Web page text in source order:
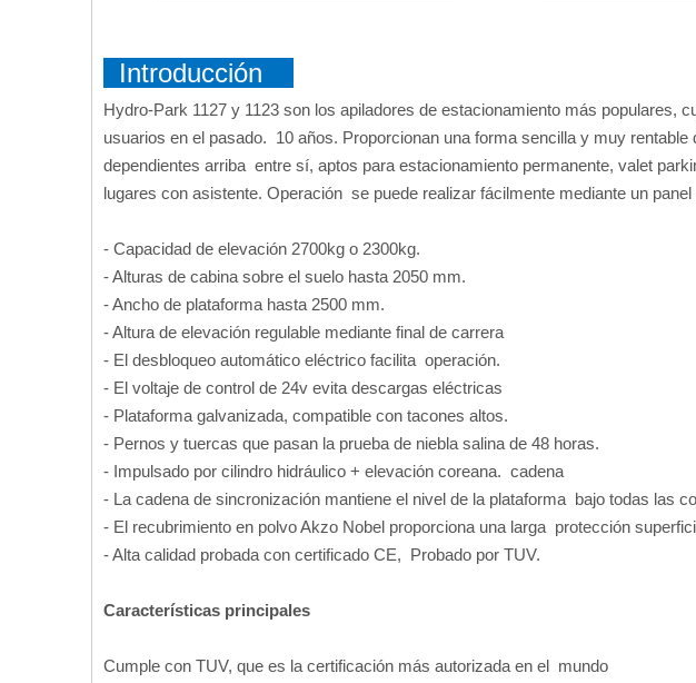
Introducción
Hydro-Park 1127 y 1123 son los apiladores de estacionamiento más populares,
usuarios en el pasado. 10 años. Proporcionan una forma sencilla y muy
dependientes arriba entre sí, aptos para estacionamiento permanente, valet
lugares con asistente. Operación se puede realizar fácilmente mediante un
- Capacidad de elevación 2700kg o 2300kg.
- Alturas de cabina sobre el suelo hasta 2050 mm.
- Ancho de plataforma hasta 2500 mm.
- Altura de elevación regulable mediante final de carrera
- El desbloqueo automático eléctrico facilita operación.
- El voltaje de control de 24v evita descargas eléctricas
- Plataforma galvanizada, compatible con tacones altos.
- Pernos y tuercas que pasan la prueba de niebla salina de 48 horas.
- Impulsado por cilindro hidráulico + elevación coreana. cadena
- La cadena de sincronización mantiene el nivel de la plataforma bajo todas las
- El recubrimiento en polvo Akzo Nobel proporciona una larga protección
- Alta calidad probada con certificado CE, Probado por TUV.
Características principales
Cumple con TUV, que es la certificación más autorizada en el mundo